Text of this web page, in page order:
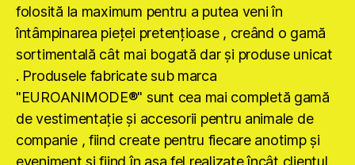
folosită la maximum pentru a putea veni în
întâmpinarea pieţei pretenţioase , creând o gamă
sortimentală cât mai bogată dar şi produse unicat
. Produsele fabricate sub marca
"EUROANIMODE®" sunt cea mai completă gamă
de vestimentaţie şi accesorii pentru animale de
companie , fiind create pentru fiecare anotimp şi